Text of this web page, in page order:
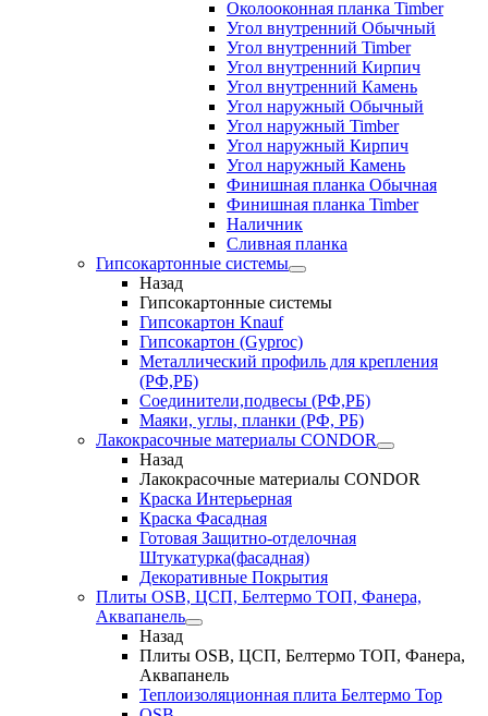
Околооконная планка Timber
Угол внутренний Обычный
Угол внутренний Timber
Угол внутренний Кирпич
Угол внутренний Камень
Угол наружный Обычный
Угол наружный Timber
Угол наружный Кирпич
Угол наружный Камень
Финишная планка Обычная
Финишная планка Timber
Наличник
Сливная планка
Гипсокартонные системы
Назад
Гипсокартонные системы
Гипсокартон Knauf
Гипсокартон (Gyproc)
Металлический профиль для крепления
(РФ,РБ)
Соединители,подвесы (РФ,РБ)
Маяки, углы, планки (РФ, РБ)
Лакокрасочные материалы CONDOR
Назад
Лакокрасочные материалы CONDOR
Краска Интерьерная
Краска Фасадная
Готовая Защитно-отделочная
Штукатурка(фасадная)
Декоративные Покрытия
Плиты OSB, ЦСП, Белтермо ТОП, Фанера,
Аквапанель
Назад
Плиты OSB, ЦСП, Белтермо ТОП, Фанера,
Аквапанель
Теплоизоляционная плита Белтермо Top